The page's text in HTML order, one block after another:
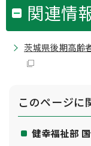
関連情
茨城県後期高齢
このページに
健幸福祉部